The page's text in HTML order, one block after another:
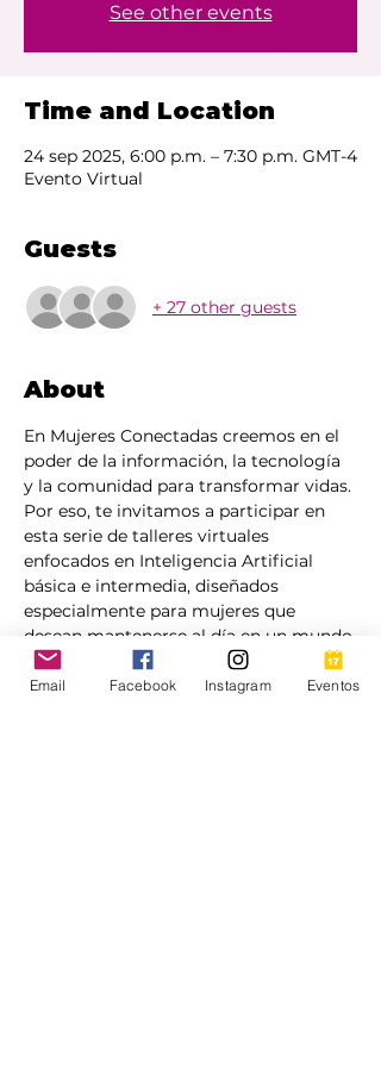
See other events
Time and Location
24 sep 2025, 6:00 p.m. – 7:30 p.m. GMT-4
Evento Virtual
Guests
+ 27 other guests
About
En Mujeres Conectadas creemos en el
poder de la información, la tecnología
y la comunidad para transformar vidas.
Por eso, te invitamos a participar en
esta serie de talleres virtuales
enfocados en Inteligencia Artificial
básica e intermedia, diseñados
especialmente para mujeres que
desean mantenerse al día en un mundo
digital en constante cambio.
Email Facebook Instagram Eventos